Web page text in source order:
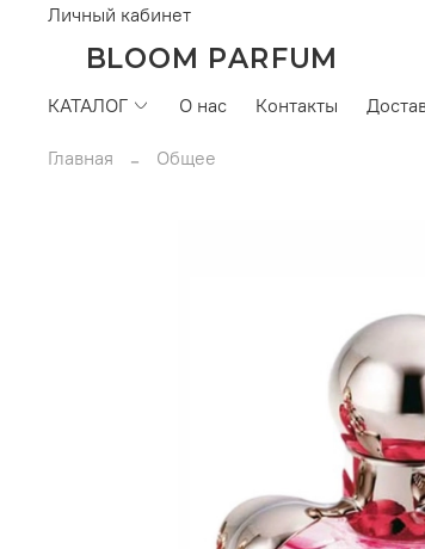
Личный кабинет
BLOOM PARFUM
КАТАЛОГ О нас Контакты
Главная Общее